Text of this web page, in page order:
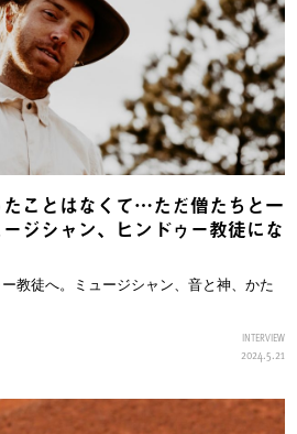
たことはなくて…ただ僧たちと一
ジシャン、ヒンドゥー教徒にな
教徒へ。ミュージシャン、音と神、かた
INTERVIEW
2024.5.21